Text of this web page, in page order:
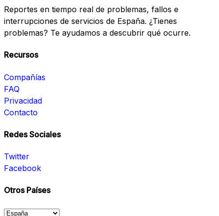
Reportes en tiempo real de problemas, fallos e
interrupciones de servicios de España. ¿Tienes
problemas? Te ayudamos a descubrir qué ocurre.
Recursos
Compañías
FAQ
Privacidad
Contacto
Redes Sociales
Twitter
Facebook
Otros Países